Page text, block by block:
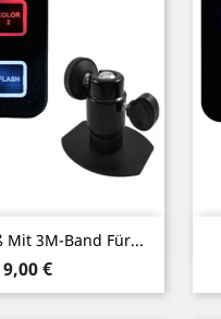
Mit 3M-Band Für...
Preis
9,00 €
Vorschau